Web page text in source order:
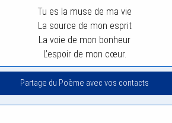
Tu es la muse de ma vie
La source de mon esprit
La voie de mon bonheur
L’espoir de mon cœur.
Partage du Poème avec vos contacts